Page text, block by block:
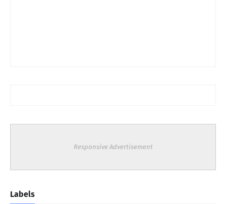
Responsive Advertisement
Labels